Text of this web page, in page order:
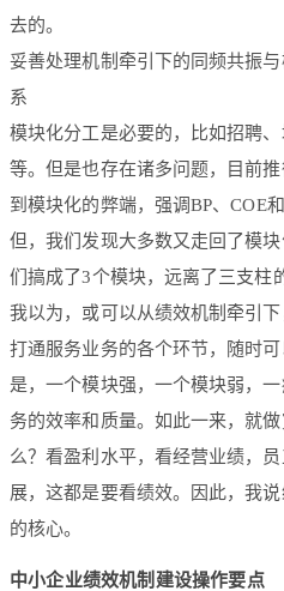
去的。
妥善处理机制牵引下的同频共振
系
模块化分工是必要的，比如招聘
等。但是也存在诸多问题，目前
到模块化的弊端，强调BP、COE
但，我们发现大多数又走回了模
们搞成了3个模块，远离了三支柱
我以为，或可以从绩效机制牵引
打通服务业务的各个环节，随时
是，一个模块强，一个模块弱，
务的效率和质量。如此一来，就
么？看盈利水平，看经营业绩，
展，这都是要看绩效。因此，我
的核心。
中小企业绩效机制建设操作要点